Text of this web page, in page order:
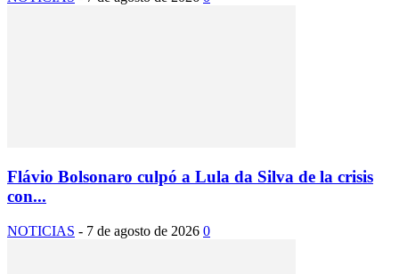
Flávio Bolsonaro culpó a Lula da Silva de la crisis
con...
NOTICIAS - 7 de agosto de 2026 0